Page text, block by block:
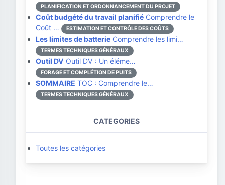
PLANIFICATION ET ORDONNANCEMENT DU PROJET
Coût budgété du travail planifié Comprendre le
Coût …
ESTIMATION ET CONTRÔLE DES COÛTS
Les limites de batterie Comprendre les limi…
TERMES TECHNIQUES GÉNÉRAUX
Outil DV Outil DV : Un éléme…
FORAGE ET COMPLÉTION DE PUITS
SOMMAIRE TOC : Comprendre le…
TERMES TECHNIQUES GÉNÉRAUX
CATEGORIES
Toutes les catégories